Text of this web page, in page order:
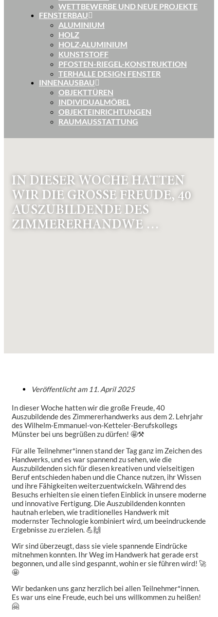
WETTBEWERBE UND NEUE PROJEKTE
FENSTERBAU
ALUMINIUM
HOLZ
HOLZ-ALUMINIUM
KUNSTSTOFF
PFOSTEN-RIEGEL-KONSTRUKTION
TERHALLE DESIGN FENSTER
INNENAUSBAU
OBJEKTTÜREN
INDIVIDUALMÖBEL
OBJEKTEINRICHTUNGEN
RAUMAUSSTATTUNG
IN DIESER WOCHE HATTEN
WIR DIE GROSSE FREUDE, 40 A
USZUBILDENDE DES Z
IMMERERHANDWE …
Veröffentlicht am 11. April 2025
In dieser Woche hatten wir die große Freude, 40
Auszubildende des Zimmererhandwerks aus dem 2. Lehrjahr
des Wilhelm-Emmanuel-von-Ketteler-Berufskollegs
Münster bei uns begrüßen zu dürfen! 🤩⚒
Für alle Teilnehmer*innen stand der Tag ganz im Zeichen des
Handwerks, und es war spannend zu sehen, wie die
Auszubildenden sich für diesen kreativen und vielseitigen
Beruf entschieden haben und die Chance nutzen, ihr Wissen
und ihre Fähigkeiten weiterzuentwickeln. Während des
Besuchs erhielten sie einen tiefen Einblick in unsere moderne
und innovative Fertigung. Die Auszubildenden konnten
hautnah erleben, wie traditionelles Handwerk mit
modernster Technologie kombiniert wird, um beeindruckende
Ergebnisse zu erzielen. 💪🙌
Wir sind überzeugt, dass sie viele spannende Eindrücke
mitnehmen konnten. Ihr Weg im Handwerk hat gerade erst
begonnen, und alle sind gespannt, wohin er sie führen wird! 🚀
🤩
Wir bedanken uns ganz herzlich bei allen Teilnehmer*innen.
Es war uns eine Freude, euch bei uns willkommen zu heißen!
🤗